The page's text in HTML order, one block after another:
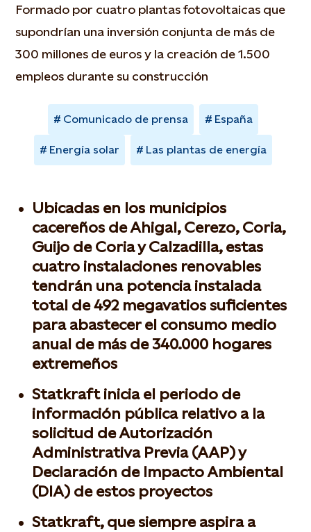
Formado por cuatro plantas fotovoltaicas que
supondrían una inversión conjunta de más de
300 millones de euros y la creación de 1.500
empleos durante su construcción
Comunicado de prensa España
Energía solar Las plantas de energía
Ubicadas en los municipios
cacereños de Ahigal, Cerezo, Coria,
Guijo de Coria y Calzadilla, estas
cuatro instalaciones renovables
tendrán una potencia instalada
total de 492 megavatios suficientes
para abastecer el consumo medio
anual de más de 340.000 hogares
extremeños
Statkraft inicia el periodo de
información pública relativo a la
solicitud de Autorización
Administrativa Previa (AAP) y
Declaración de Impacto Ambiental
(DIA) de estos proyectos
Statkraft, que siempre aspira a